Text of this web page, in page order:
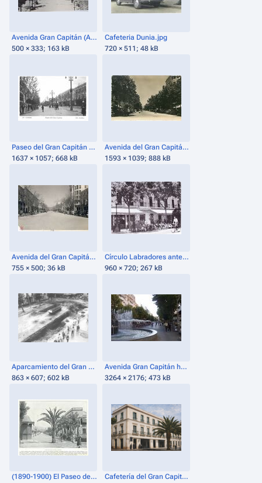
Avenida Gran Capitán (Años 1950).jpg
500 × 333; 163 kB
Cafeteria Dunia.jpg
720 × 511; 48 kB
Paseo del Gran Capitán 4.jpg
1637 × 1057; 668 kB
Avenida del Gran Capitán 1.jpg
1593 × 1039; 888 kB
Avenida del Gran Capitán en los años 50.jpg
755 × 500; 36 kB
Círculo Labradores antes Café Gran Capitán.jpg
960 × 720; 267 kB
Aparcamiento del Gran Capitán. Obras Octubre 1984.png
863 × 607; 602 kB
Avenida Gran Capitán hacia San Nicolás.jpg
3264 × 2176; 473 kB
(1890-1900) El Paseo del Gran Capitan (311-1-003).jpg
Cafetería del Gran Capitán (1913).png